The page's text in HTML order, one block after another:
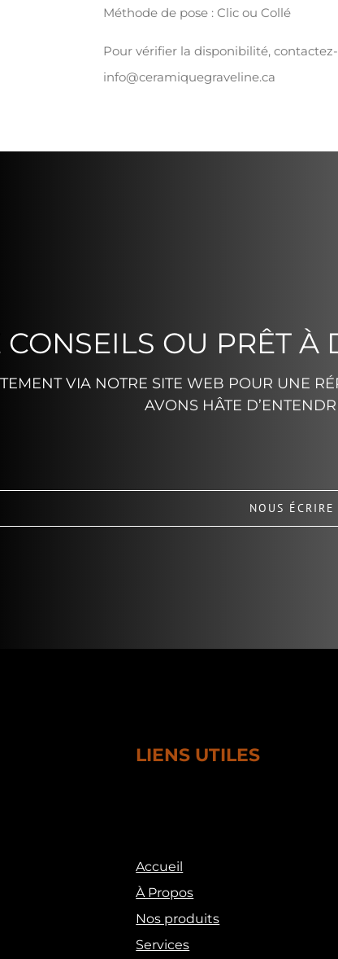
Méthode de pose : Clic ou Collé
Pour vérifier la disponibilité,
info@ceramiquegraveline.ca
OU PRÊT À
VIA NOTRE SITE WEB POUR UNE
AVONS HÂTE
NOUS ÉCRIRE
LIENS UTILES
Accueil
À Propos
Nos produits
Services